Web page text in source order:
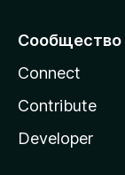
Сообщество
Connect
Contribute
Developer